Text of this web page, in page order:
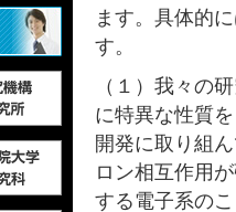
ます。具体的
す。
（１）我々の
に特異な性質
開発に取り組
ロン相互作用
する電子系の